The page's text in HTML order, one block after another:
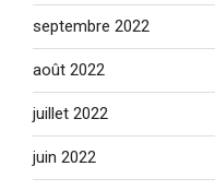
septembre 2022
août 2022
juillet 2022
juin 2022